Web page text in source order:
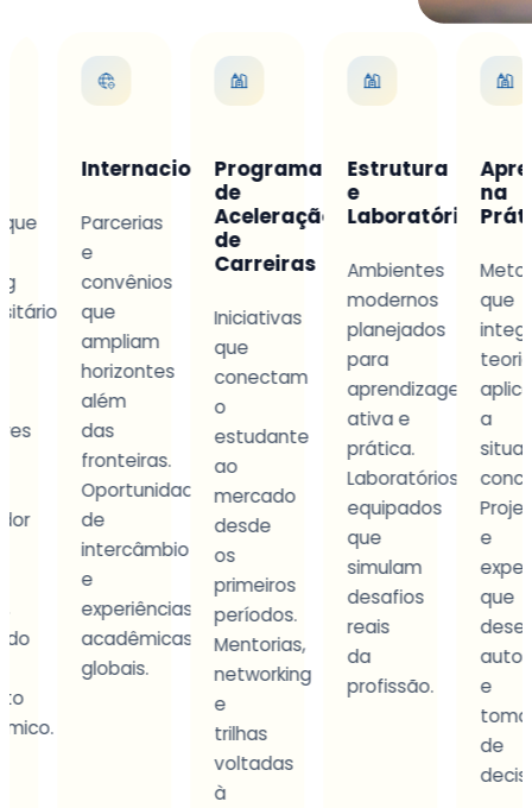
Internacionalização
Parcerias
convênios
que
ampliam
horizontes
fronteiras.
Oportunidades
intercâmbio
experiências
acadêmicas
globais.
Programa
Aceleração
Carreiras
Iniciativas
conectam
estudante
ao
mercado
desde
os
primeiros
períodos.
Mentorias,
networking
trilhas
voltadas
Estrutura
Laboratórios
Ambientes
modernos
planejados
aprendizagem
ativa e
prática.
Laboratórios
equipados
simulam
desafios
da
profissão.
Prática
que
integra
teoria
aplicada
situações
concretas.
Projetos
autonomia
e
tomada
decisão.